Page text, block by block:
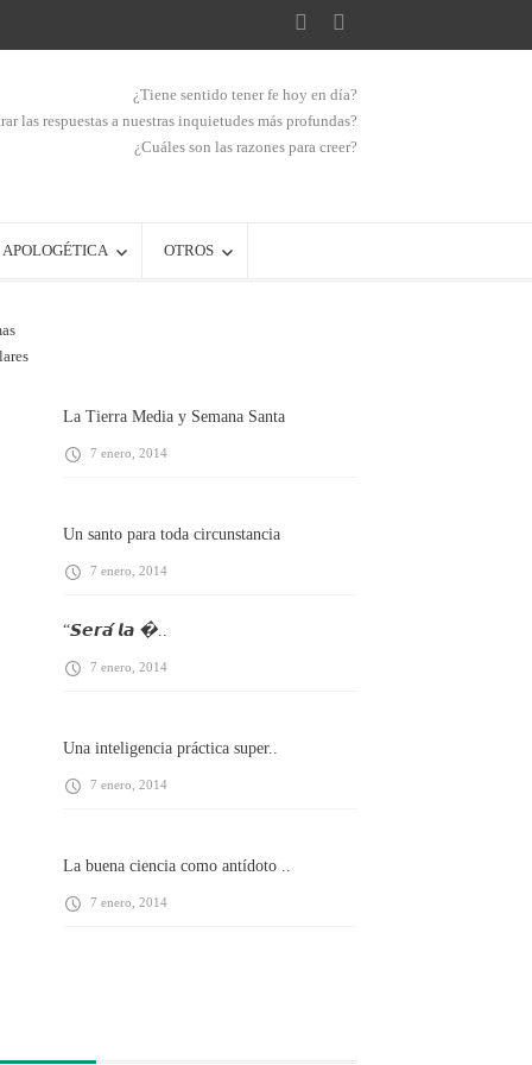
¿Tiene sentido tener fe hoy en día?
las respuestas a nuestras inquietudes más profundas?
¿Cuáles son las razones para creer?
APOLOGÉTICA OTROS
La Tierra Media y Semana Santa
7 enero, 2014
Un santo para toda circunstancia
7 enero, 2014
“𝙎𝙚𝙧𝙖́ 𝙡𝙖 �..
7 enero, 2014
Una inteligencia práctica super..
7 enero, 2014
La buena ciencia como antídoto ..
7 enero, 2014